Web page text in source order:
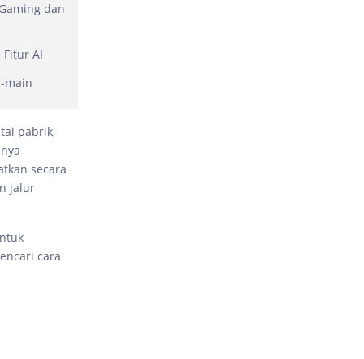
dan
AI
main
pabrik,
secara
jalur
cara